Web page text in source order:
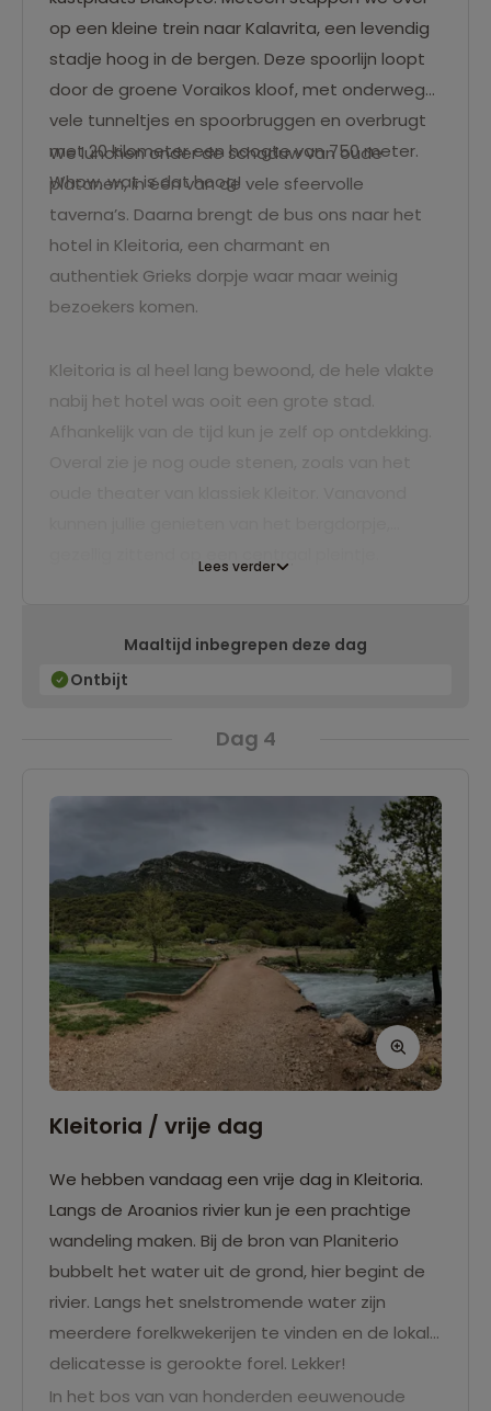
op een kleine trein naar Kalavrita, een levendig
stadje hoog in de bergen. Deze spoorlijn loopt
door de groene Voraikos kloof, met onderweg
vele tunneltjes en spoorbruggen en overbrugt
met 20 kilometer een hoogte van 750 meter.
Whow, wat is dat hoog!
We lunchen onder de schaduw van oude
platanen, in één van de vele sfeervolle
taverna’s. Daarna brengt de bus ons naar het
hotel in Kleitoria, een charmant en
authentiek Grieks dorpje waar maar weinig
bezoekers komen.
Kleitoria is al heel lang bewoond, de hele vlakte
nabij het hotel was ooit een grote stad.
Afhankelijk van de tijd kun je zelf op ontdekking.
Lees verder
Maaltijd inbegrepen deze dag
Ontbijt
Dag 4
Kleitoria / vrije dag
We hebben vandaag een vrije dag in Kleitoria.
Langs de Aroanios rivier kun je een prachtige
wandeling maken. Bij de bron van Planiterio
bubbelt het water uit de grond, hier begint de
rivier. Langs het snelstromende water zijn
meerdere forelkwekerijen te vinden en de lokale
delicatesse is gerookte forel. Lekker!
In het bos van van honderden eeuwenoude